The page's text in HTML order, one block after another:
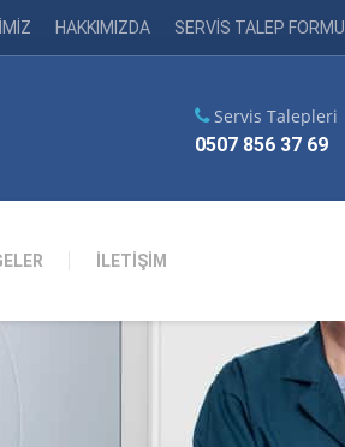
HAKKIMIZDA SERVİS TALEP FORMU
İLETİŞİM
Servis Talepleri
0507 856 37 69